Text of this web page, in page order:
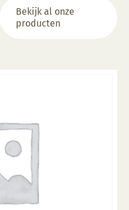
Bekijk al onze
producten